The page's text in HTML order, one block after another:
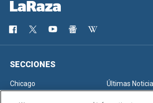
SECCIONES
Chicago
Últimas